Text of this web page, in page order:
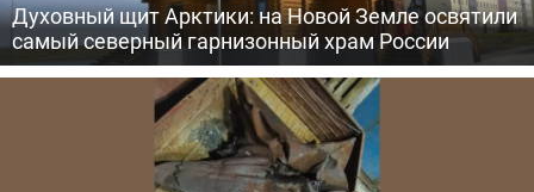
Духовный щит Арктики: на Новой Земле освятили
самый северный гарнизонный храм России